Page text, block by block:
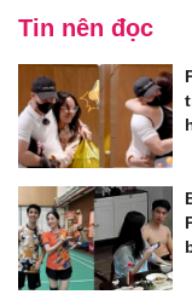
Tin nên đọc